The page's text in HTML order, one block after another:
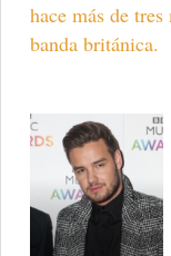
hace más de
banda británica.